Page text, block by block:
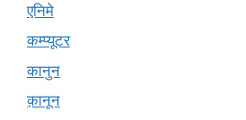
एनिमे
कम्प्यूटर
कानुन
क़ानून